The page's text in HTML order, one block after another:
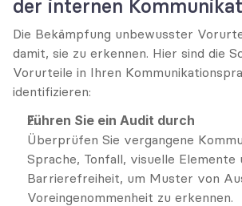
der internen
Die Bekämpfung unbewusster
damit, sie zu erkennen. Hier sind die
Vorurteile in Ihren
identifizieren:
Führen Sie ein Audit durch
Überprüfen Sie vergangene
Sprache, Tonfall, visuelle Elemente
Barrierefreiheit, um Muster von
Voreingenommenheit zu erkennen.